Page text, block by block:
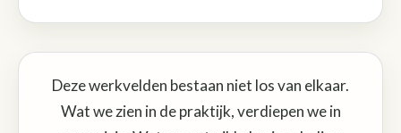
Deze werkvelden bestaan niet los van elkaar.
Wat we zien in de praktijk, verdiepen we in